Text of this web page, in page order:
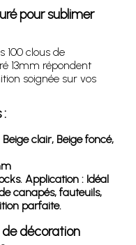
pour sublimer
100 clous de
13mm répondent
soignée sur vos
:
clair, Beige foncé,
Application : Idéal
canapés, fauteuils,
parfaite.
de décoration